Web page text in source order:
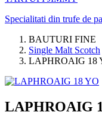
Specialitati din trufe de
BAUTURI FINE
Single Malt Scotch
LAPHROAIG 18
LAPHROAIG